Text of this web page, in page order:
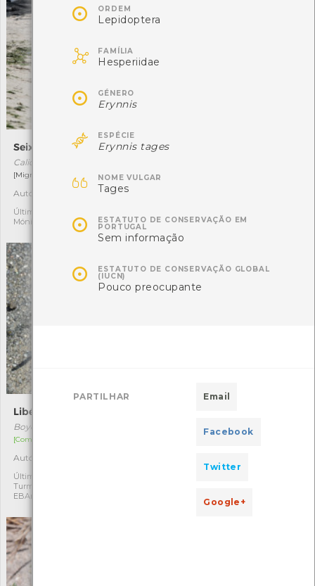
Seixoeira
Calidris canutus
[Migrador]
Autóctone
Última observação por:
Mónica Rocha
Rabo-de-lebre
Eduarda Viana
Libélula-crepuscular
Boyeria irene
[Comum]
Autóctone
Última observação por:
Turma A2A/A3A/A4A-
EBArcozelo(2020 a2023)
Anapagurus laevis
 ORDEM
Lepidoptera
 FAMÍLIA
Hesperiidae
 GÉNERO
Erynnis
 ESPÉCIE
Erynnis tages
 NOME VULGAR
Tages
 ESTATUTO DE CONSERVAÇÃO EM
PORTUGAL
Sem informação
 ESTATUTO DE CONSERVAÇÃO GLOBAL
(IUCN)
Pouco preocupante
PARTILHAR Email
Facebook
Twitter
Google+